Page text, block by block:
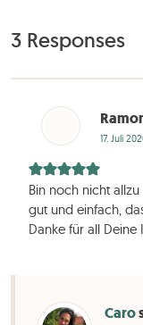
3 Responses
17. Juli
Bin noch nicht
gut und einfach,
Danke für all Deine
Caro